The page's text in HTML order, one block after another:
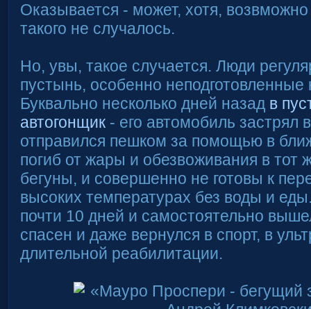
Оказывается - может, хотя,
такого не случалось.
Но, увы, такое случается. Люди
пустынь, особенно неподготовленные
Буквально несколько дней назад в
автогонщик- его автомобиль застрял
отправился пешком за помощью в
погиб от жары и обезвоживания в тот
бегуны, и совершенно не готовы к
высоких температурах без воды и
почти 10 дней и самостоятельно
спасен и даже вернулся в спорт, в
длительной реабилитации.